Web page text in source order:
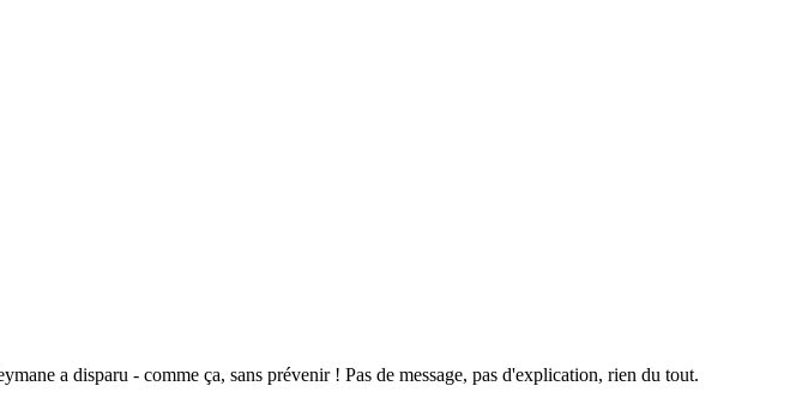
a disparu - comme ça, sans prévenir ! Pas de message, pas d'explication, rien du tout.